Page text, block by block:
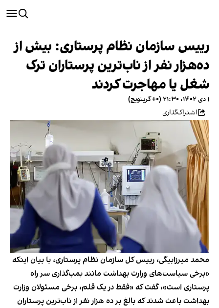
رییس سازمان نظام پرستاری: بیش از
ده‌هزار نفر از ناب‌ترین پرستاران ترک
شغل یا مهاجرت کردند
۱ دی ۱۴۰۲، ۲۱:۳۰ (‎+۰ گرینویچ)
اشتراک‌گذاری
محمد میرزابیگی، رییس کل سازمان نظام پرستاری، با بیان اینکه
«برخی سیاست‌های وزارت بهداشت مانند بمب‌گذاری سر راه
پرستاری است»، گفت که «فقط در یک قلم، برخی مسئولان وزارت
بهداشت باعث شدند که بالغ بر ده هزار نفر از ناب‌ترین پرستاران